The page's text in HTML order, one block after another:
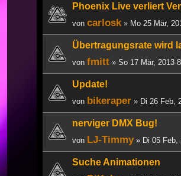
Phoenix Live verliert
von carlosk » Mo 25 Mär,
Übertragungsrate wird
von fmitt » So 17 Mär, 2013
Update!
von bikeraper » Di 26 Feb,
nerviger DMX Bug!
von LJ-Timmy» Di 05 Feb,
Suche Animationen